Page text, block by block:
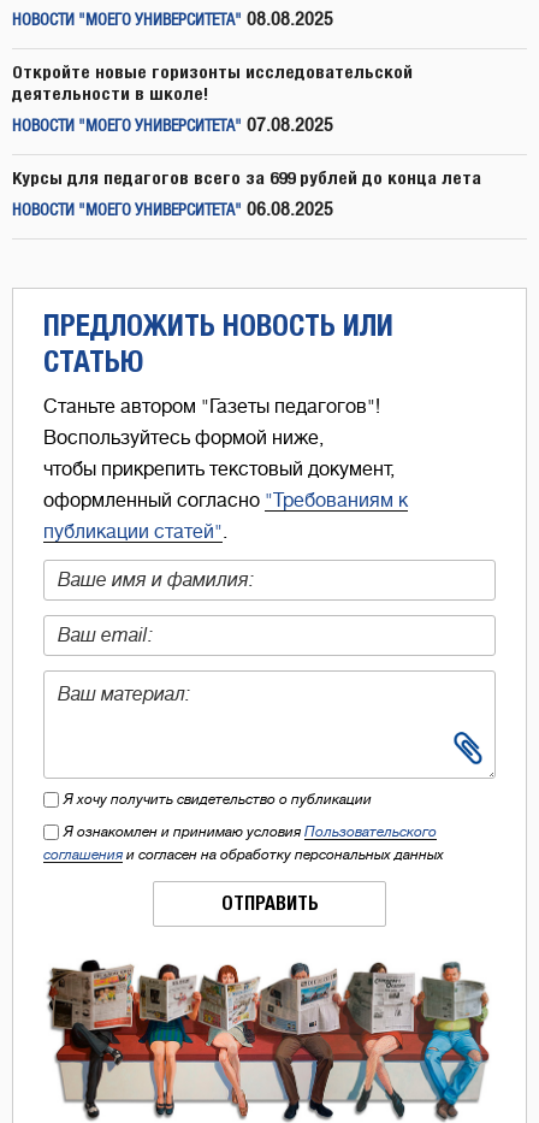
НОВОСТИ "МОЕГО УНИВЕРСИТЕТА" 08.08.2025
Откройте новые горизонты исследовательской
деятельности в школе!
НОВОСТИ "МОЕГО УНИВЕРСИТЕТА" 07.08.2025
Курсы для педагогов всего за 699 рублей до конца лета
НОВОСТИ "МОЕГО УНИВЕРСИТЕТА" 06.08.2025
ПРЕДЛОЖИТЬ НОВОСТЬ ИЛИ
СТАТЬЮ
Станьте автором "Газеты педагогов"!
Воспользуйтесь формой ниже,
чтобы прикрепить текстовый документ,
оформленный согласно "Требованиям к
публикации статей".
Я хочу получить свидетельство о публикации
Я ознакомлен и принимаю условия Пользовательского
соглашения и согласен на обработку персональных данных
ОТПРАВИТЬ